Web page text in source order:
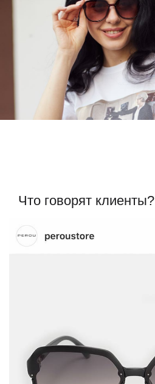
Что говорят клиенты?